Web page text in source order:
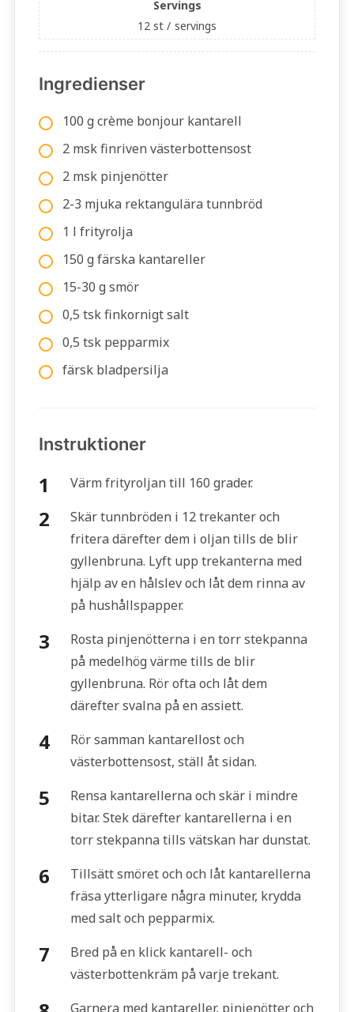
Servings
12 st / servings
Ingredienser
100 g crème bonjour kantarell
2 msk finriven västerbottensost
2 msk pinjenötter
2-3 mjuka rektangulära tunnbröd
1 l frityrolja
150 g färska kantareller
15-30 g smör
0,5 tsk finkornigt salt
0,5 tsk pepparmix
färsk bladpersilja
Instruktioner
Värm frityroljan till 160 grader.
Skär tunnbröden i 12 trekanter och
fritera därefter dem i oljan tills de blir
gyllenbruna. Lyft upp trekanterna med
hjälp av en hålslev och låt dem rinna av
på hushållspapper.
Rosta pinjenötterna i en torr stekpanna
på medelhög värme tills de blir
gyllenbruna. Rör ofta och låt dem
därefter svalna på en assiett.
Rör samman kantarellost och
västerbottensost, ställ åt sidan.
Rensa kantarellerna och skär i mindre
bitar. Stek därefter kantarellerna i en
torr stekpanna tills vätskan har dunstat.
Tillsätt smöret och och låt kantarellerna
fräsa ytterligare några minuter, krydda
med salt och pepparmix.
Bred på en klick kantarell- och
västerbottenkräm på varje trekant.
Garnera med kantareller, pinjenötter och